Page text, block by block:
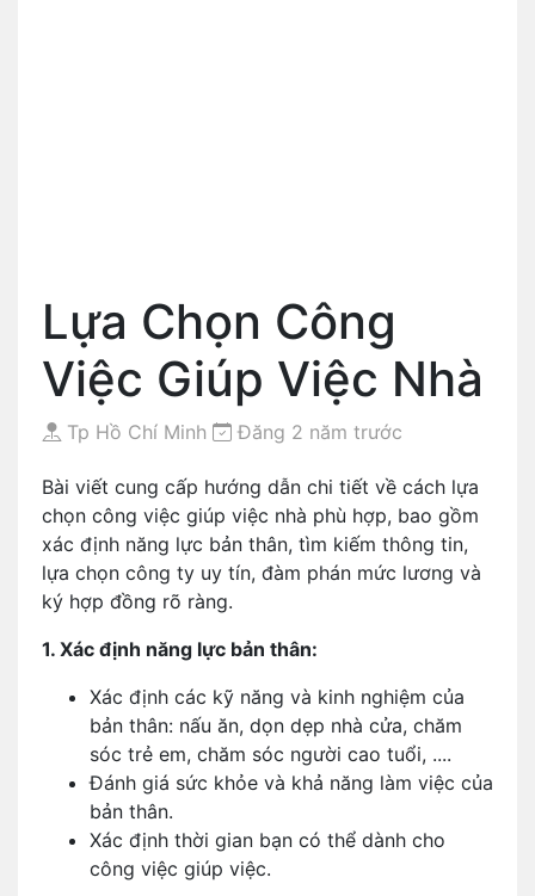
Lựa Chọn Công
Việc Giúp Việc Nhà
Tp Hồ Chí Minh Đăng 2 năm trước
Bài viết cung cấp hướng dẫn chi tiết về cách lựa
chọn công việc giúp việc nhà phù hợp, bao gồm
xác định năng lực bản thân, tìm kiếm thông tin,
lựa chọn công ty uy tín, đàm phán mức lương và
ký hợp đồng rõ ràng.
1. Xác định năng lực bản thân:
Xác định các kỹ năng và kinh nghiệm của
bản thân: nấu ăn, dọn dẹp nhà cửa, chăm
sóc trẻ em, chăm sóc người cao tuổi, ....
Đánh giá sức khỏe và khả năng làm việc của
bản thân.
Xác định thời gian bạn có thể dành cho
công việc giúp việc.